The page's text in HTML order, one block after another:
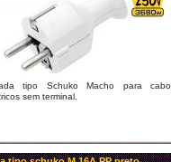
tipo Schuko Macho para
sem terminal.